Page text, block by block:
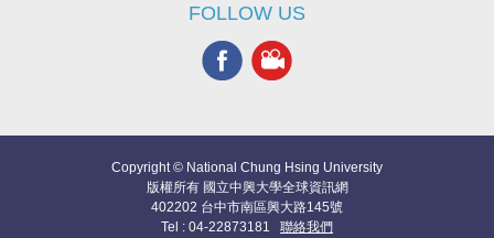
FOLLOW US
Copyright © National Chung Hsing University
版權所有 國立中興大學全球資訊網
402202 台中市南區興大路145號
Tel : 04-22873181 聯絡我們